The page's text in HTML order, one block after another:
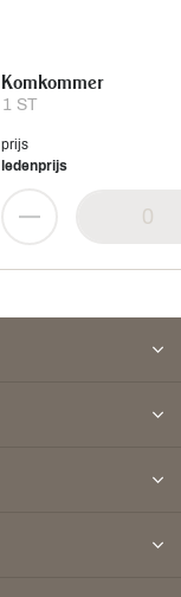
1 ST
Komkommer
prijs
ledenprijs